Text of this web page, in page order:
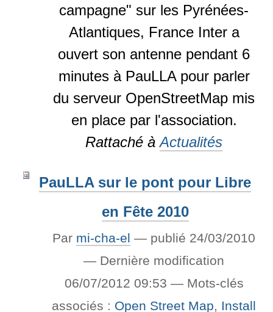
campagne" sur les Pyrénées-
Atlantiques, France Inter a
ouvert son antenne pendant 6
minutes à PauLLA pour parler
du serveur OpenStreetMap mis
en place par l'association.
Rattaché à Actualités
PauLLA sur le pont pour Libre
en Fête 2010
Par mi-cha-el — publié 24/03/2010
— Dernière modification
06/07/2012 09:53 — Mots-clés
associés : Open Street Map, Install